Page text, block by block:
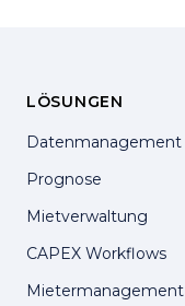
LÖSUNGEN
Datenmanagement
Prognose
Mietverwaltung
CAPEX Workflows
Mietermanagement